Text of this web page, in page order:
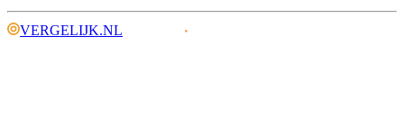
VERGELIJK.NL